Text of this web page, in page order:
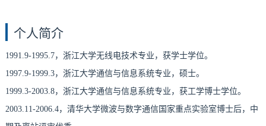
个人简介
1991.9-1995.7，浙江大学无线电技术专业，获学士学位。
1997.9-1999.3，浙江大学通信与信息系统专业，硕士。
1999.3-2003.8，浙江大学通信与信息系统专业，获工学博士学位。
2003.11-2006.4，清华大学微波与数字通信国家重点实验室博士后，中